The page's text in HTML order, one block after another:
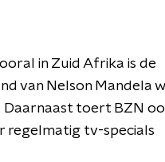
in Zuid Afrika is de
van Nelson Mandela
Daarnaast toert BZN
regelmatig tv-specials